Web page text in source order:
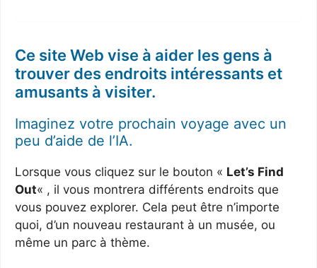
Ce site Web vise à aider les gens à
trouver des endroits intéressants et
amusants à visiter.
Imaginez votre prochain voyage avec un
peu d’aide de l’IA.
Lorsque vous cliquez sur le bouton « Let’s Find
Out« , il vous montrera différents endroits que
vous pouvez explorer. Cela peut être n’importe
quoi, d’un nouveau restaurant à un musée, ou
même un parc à thème.